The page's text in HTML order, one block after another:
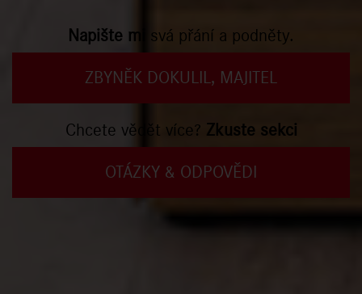
Napište mi svá přání a podněty.
ZBYNĚK DOKULIL, MAJITEL
Chcete vědět více? Zkuste sekci
OTÁZKY & ODPOVĚDI